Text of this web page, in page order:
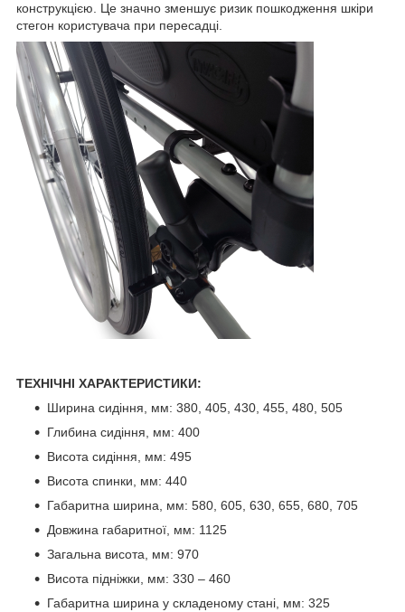
конструкцією. Це значно зменшує ризик пошкодження шкіри
стегон користувача при пересадці.
ТЕХНІЧНІ ХАРАКТЕРИСТИКИ:
Ширина сидіння, мм: 380, 405, 430, 455, 480, 505
Глибина сидіння, мм: 400
Висота сидіння, мм: 495
Висота спинки, мм: 440
Габаритна ширина, мм: 580, 605, 630, 655, 680, 705
Довжина габаритної, мм: 1125
Загальна висота, мм: 970
Висота підніжки, мм: 330 – 460
Габаритна ширина у складеному стані, мм: 325